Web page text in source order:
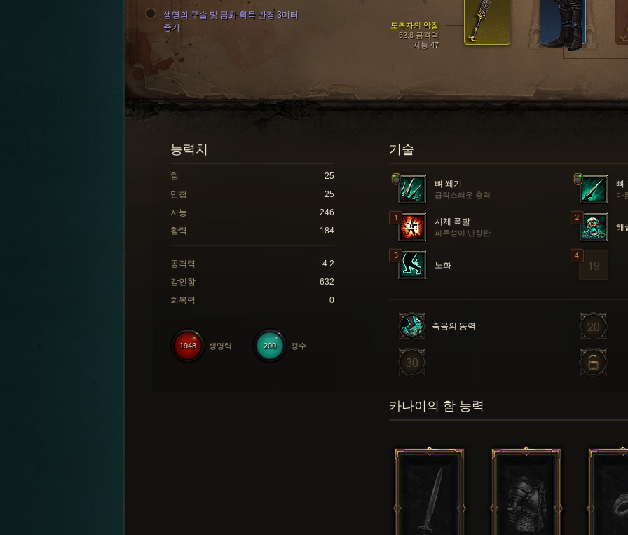
도축자의 악질
52.8 공격력
지능 47
생명의 구슬 및 금화 획득 반경 3미터
증가
기술
뼈 쐐기
급작스러운 충격
뼈
마
시체 폭발
피투성이 난장판
해
노화
죽음의 동력
능력치
힘
25
민첩
25
지능
246
활력
184
공격력
4.2
강인함
632
회복력
0
200 정수
1948 생명력
카나이의 함 능력